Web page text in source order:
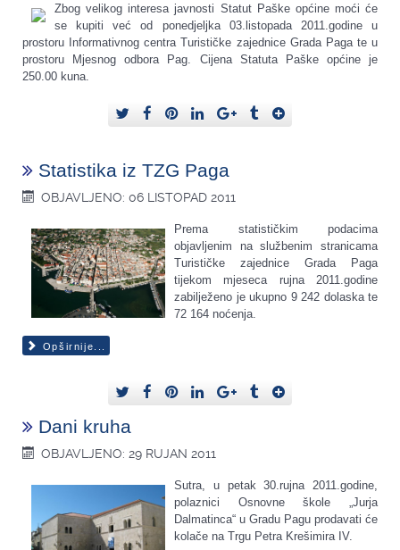
Zbog velikog interesa javnosti Statut Paške općine moći će
se kupiti već od ponedjeljka 03.listopada 2011.godine u
prostoru Informativnog centra Turističke zajednice Grada Paga te u
prostoru Mjesnog odbora Pag. Cijena Statuta Paške općine je
250.00 kuna.
Statistika iz TZG Paga
OBJAVLJENO: 06 LISTOPAD 2011
Prema statističkim podacima
objavljenim na službenim stranicama
Turističke zajednice Grada Paga
tijekom mjeseca rujna 2011.godine
zabilježeno je ukupno 9 242 dolaska te
72 164 noćenja.
Opširnije...
Dani kruha
OBJAVLJENO: 29 RUJAN 2011
Sutra, u petak 30.rujna 2011.godine,
polaznici Osnovne škole „Jurja
Dalmatinca“ u Gradu Pagu prodavati će
kolače na Trgu Petra Krešimira IV.